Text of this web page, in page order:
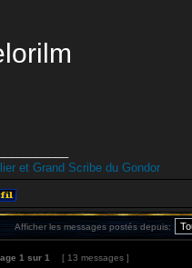
et Grand Scribe du Gondor
Afficher les messages postés depuis:
1 sur 1 [ 13 messages ]